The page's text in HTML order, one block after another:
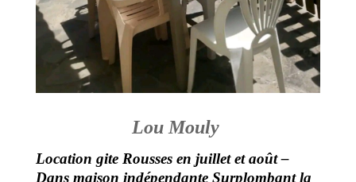
Lou Mouly
Location gite Rousses en juillet et août –
Dans maison indépendante Surplombant la